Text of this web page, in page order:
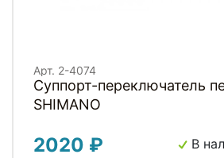
Арт. 2-4074
Суппорт-переключатель
SHIMANO
2020 ₽ В